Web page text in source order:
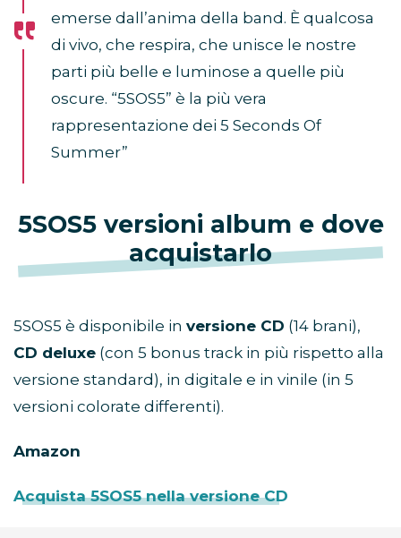
emerse dall’anima della band. È qualcosa
di vivo, che respira, che unisce le nostre
parti più belle e luminose a quelle più
oscure. “5SOS5” è la più vera
rappresentazione dei 5 Seconds Of
Summer”
5SOS5 versioni album e dove
acquistarlo
5SOS5 è disponibile in versione CD (14 brani),
CD deluxe (con 5 bonus track in più rispetto alla
versione standard), in digitale e in vinile (in 5
versioni colorate differenti).
Amazon
Acquista 5SOS5 nella versione CD